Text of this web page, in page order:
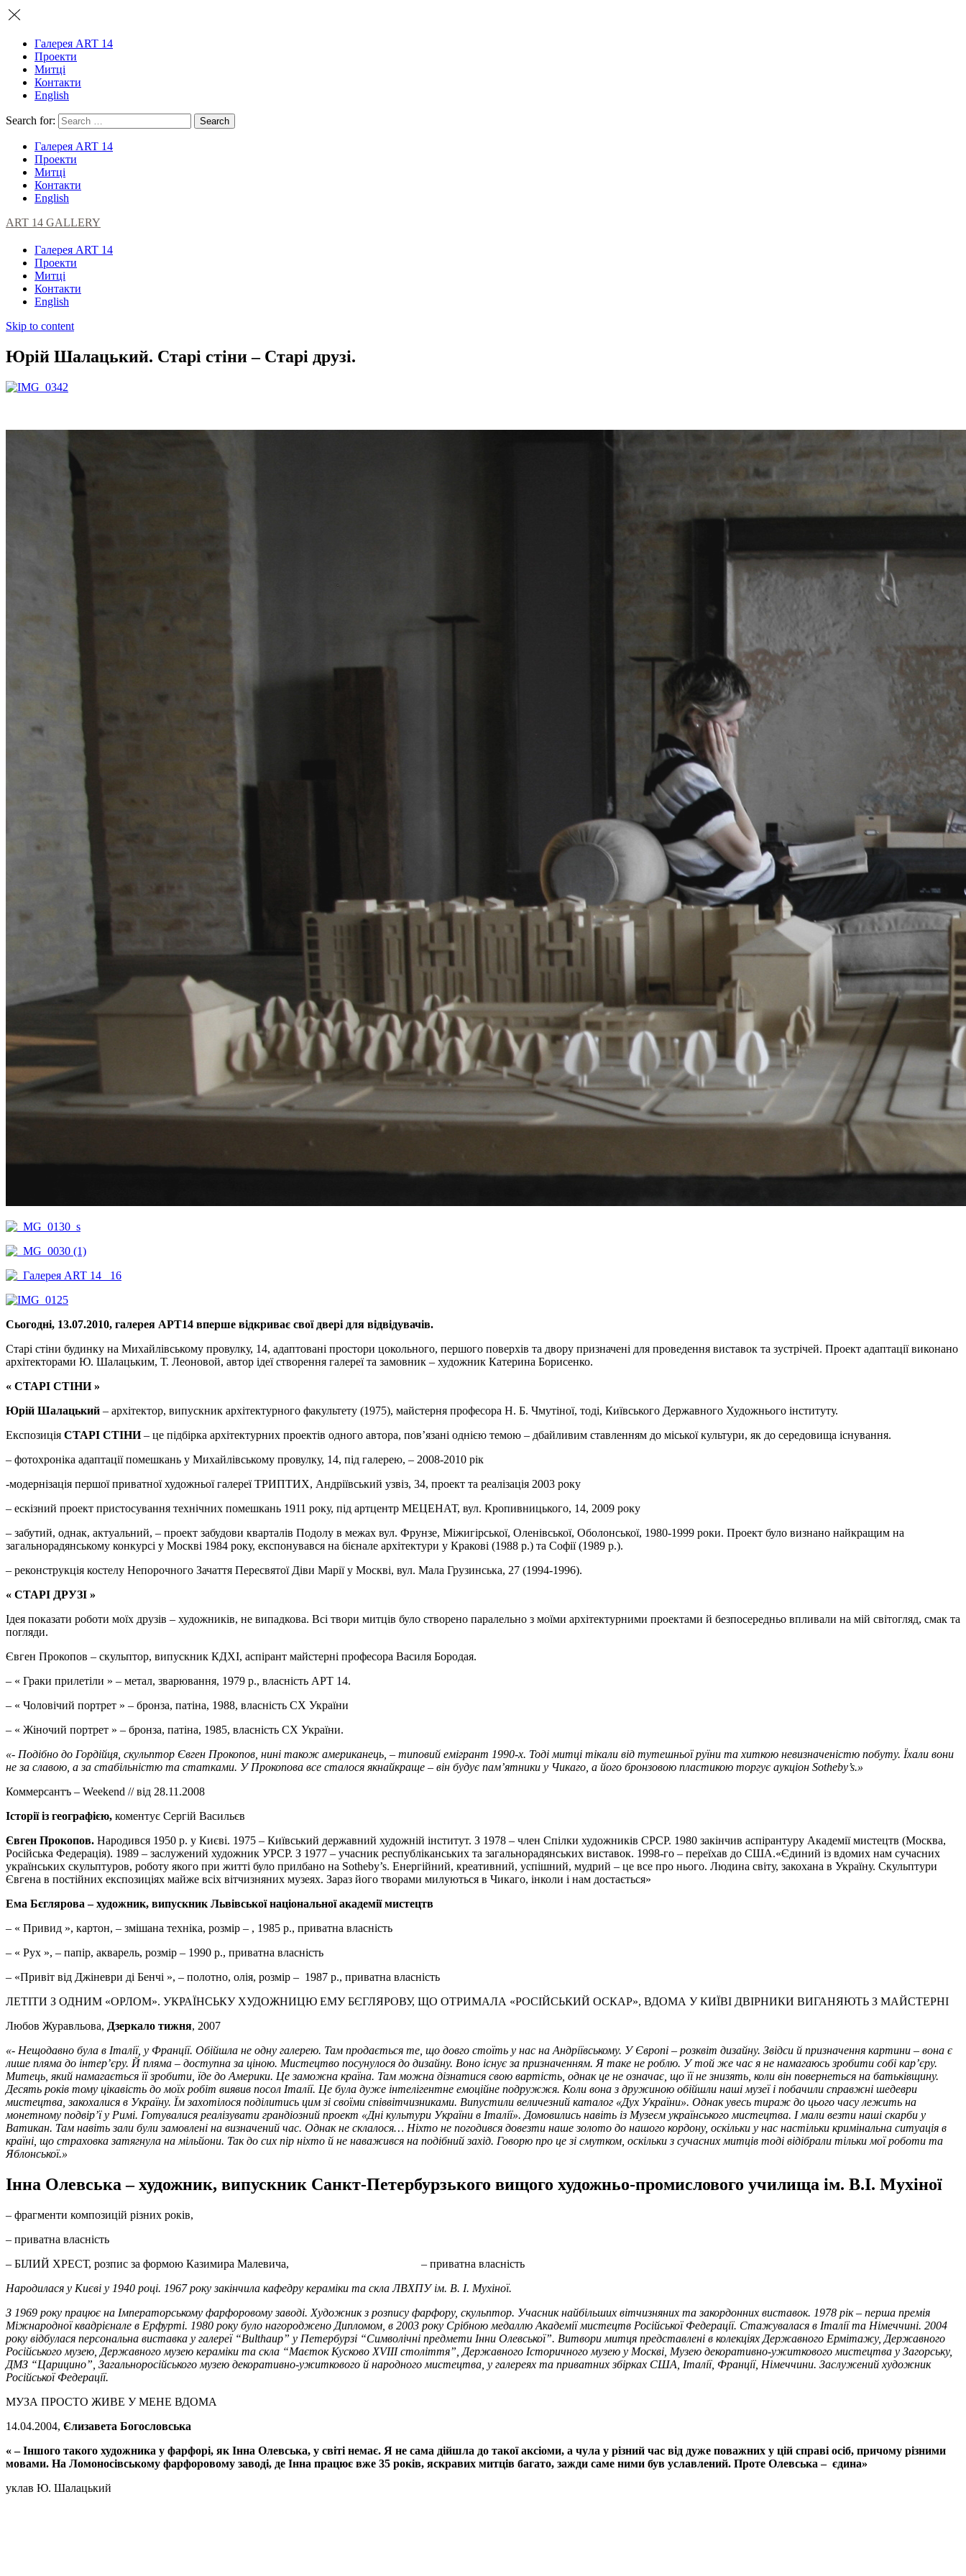
Галерея ART 14
Проекти
Митці
Контакти
English
Search for:
Галерея ART 14
Проекти
Митці
Контакти
English
ART 14 GALLERY
Галерея ART 14
Проекти
Митці
Контакти
English
Skip to content
Юрій Шалацький. Старі стіни – Старі друзі.
Сьогодні, 13.07.2010, галерея АРТ14 вперше відкриває свої двері для відвідувачів.
Старі стіни будинку на Михайлівському провулку, 14, адаптовані простори цокольного, першого поверхів та двору призначені для проведення виставок та зустрічей. Проект адаптації виконано
архітекторами Ю. Шалацьким, Т. Леоновой, автор ідеї створення галереї та замовник – художник Катерина Борисенко.
« СТАРІ СТІНИ »
Юрій Шалацький – архітектор, випускник архітектурного факультету (1975), майстерня професора Н. Б. Чмутіної, тоді, Київського Державного Художнього інституту.
Експозиція СТАРІ СТІНИ– це підбірка архітектурних проектів одного автора, пов’язані однією темою – дбайливим ставленням до міської культури, як до середовища існування.
– фотохроніка адаптації помешкань у Михайлівському провулку, 14, під галерею, – 2008-2010 рік
-модернізація першої приватної художньої галереї ТРИПТИХ, Андріївський узвіз, 34, проект та реалізація 2003 року
– ескізний проект пристосування технічних помешкань 1911 року, під артцентр МЕЦЕНАТ, вул. Кропивницького, 14, 2009 року
– забутий, однак, актуальний, – проект забудови кварталів Подолу в межах вул. Фрунзе, Міжигірської, Оленівської, Оболонської, 1980-1999 роки. Проект було визнано найкращим на
загальнорадянському конкурсі у Москві 1984 року, експонувався на бієнале архітектури у Кракові (1988 р.) та Софії (1989 р.).
– реконструкція костелу Непорочного Зачаття Пересвятої Діви Марії у Москві, вул. Мала Грузинська, 27 (1994-1996).
« СТАРІ ДРУЗІ »
Ідея показати роботи моїх друзів – художників, не випадкова. Всі твори митців було створено паралельно з моїми архітектурними проектами й безпосередньо впливали на мій світогляд, смак та
погляди.
Євген Прокопов – скульптор, випускник КДХІ, аспірант майстерні професора Василя Бородая.
– « Граки прилетіли » – метал, зварювання, 1979 р., власність АРТ 14.
– « Чоловічий портрет » – бронза, патіна, 1988, власність СХ України
– « Жіночий портрет » – бронза, патіна, 1985, власність СХ України.
«- Подібно до Гордійця, скульптор Євген Прокопов, нині також американець, – типовий емігрант 1990-х. Тоді митці тікали від тутешньої руїни та хиткою невизначеністю побуту. Їхали вони
не за славою, а за стабільністю та статками. У Прокопова все сталося якнайкраще – він будує пам’ятники у Чикаго, а його бронзовою пластикою торгує аукціон Sotheby’s.»
Коммерсантъ – Weekend // від 28.11.2008
Історії із географією, коментує Сергій Васильєв
Євген Прокопов. Народився 1950 р. у Києві. 1975 – Київський державний художній інститут. З 1978 – член Спілки художників СРСР. 1980 закінчив аспірантуру Академії мистецтв (Москва,
Російська Федерація). 1989 – заслужений художник УРСР. З 1977 – учасник республіканських та загальнорадянських виставок. 1998-го – переїхав до США.«Єдиний із вдомих нам сучасних
українських скульптуров, роботу якого при житті було прилбано на Sotheby’s. Енергійний, креативний, успішний, мудрий – це все про нього. Людина світу, закохана в Україну. Скульптури
Євгена в постійних експозиціях майже всіх вітчизняних музеях. Зараз його творами милуються в Чикаго, інколи і нам достається»
Ема Бєглярова – художник, випускник Львівської національної академії мистецтв
– « Привид », картон, – змішана техніка, розмір – , 1985 р., приватна власність
– « Рух », – папір, акварель, розмір – 1990 р., приватна власність
– «Привіт від Джіневри ді Бенчі », – полотно, олія, розмір – 1987 р., приватна власність
ЛЕТІТИ З ОДНИМ «ОРЛОМ». УКРАЇНСЬКУ ХУДОЖНИЦЮ ЕМУ БЄГЛЯРОВУ, ЩО ОТРИМАЛА «РОСІЙСЬКИЙ ОСКАР», ВДОМА У КИЇВІ ДВІРНИКИ ВИГАНЯЮТЬ З МАЙСТЕРНІ
Любов Журавльова, Дзеркало тижня, 2007
«- Нещодавно була в Італії, у Франції. Обійшла не одну галерею. Там продається те, що довго стоїть у нас на Андріївському. У Європі – розквіт дизайну. Звідси й призначення картини – вона є
лише пляма до інтер’єру. Й пляма – доступна за ціною. Мистецтво посунулося до дизайну. Воно існує за призначенням. Я таке не роблю. У той же час я не намагаюсь зробити собі кар’єру.
Митець, який намагається її зробити, їде до Америки. Це заможна країна. Там можна дізнатися свою вартість, однак це не означає, що її не знизять, коли він повернеться на батьківщину.
Десять років тому цікавість до моїх робіт виявив посол Італії. Це була дуже інтелігентне емоційне подружжя. Коли вона з дружиною обійшли наші музеї і побачили справжні шедеври
мистецтва, закохалися в Україну. Їм захотілося поділитись цим зі своїми співвітчизниками. Випустили величезний каталог «Дух України». Однак увесь тираж до цього часу лежить на
монетному подвір’ї у Римі. Готувалися реалізувати грандіозний проект «Дні культури України в Італії». Домовились навіть із Музеєм українського мистецтва. І мали везти наші скарби у
Ватикан. Там навіть зали були замовлені на визначений час. Однак не склалося… Ніхто не погодився довезти наше золото до нашого кордону, оскільки у нас настільки кримінальна ситуація в
країні, що страховка затягнула на мільйони. Так до сих пір ніхто й не наважився на подібний захід. Говорю про це зі смутком, оскільки з сучасних митців тоді відібрали тільки мої роботи та
Яблонської.»
Інна Олевська – художник, випускник Санкт-Петербурзького вищого художньо-промислового училища ім. В.І. Мухіної
– фрагменти композицій різних років,
– приватна власність
– БІЛИЙ ХРЕСТ, розпис за формою Казимира Малевича, – приватна власність
Народилася у Києві у 1940 році. 1967 року закінчила кафедру кераміки та скла ЛВХПУ ім. В. І. Мухіної.
З 1969 року працює на Імператорському фарфоровому заводі. Художник з розпису фарфору, скульптор. Учасник найбільших вітчизняних та закордонних виставок. 1978 рік – перша премія
Міжнародної квадрієнале в Ерфурті. 1980 року було нагороджено Дипломом, в 2003 року Срібною медаллю Академії мистецтв Російської Федерації. Стажувалася в Італії та Німеччині. 2004
року відбулася персональна виставка у галереї “Bulthaup” у Петербурзі “Символічні предмети Інни Олевської”. Витвори митця представлені в колекціях Державного Ермітажу, Державного
Російського музею, Державного музею кераміки та скла “Маєток Кусково XVIIIстоліття”, Державного Історичного музею у Москві, Музею декоративно-ужиткового мистецтва у Загорську,
ДМЗ “Царицино”, Загальноросійського музею декоративно-ужиткового й народного мистецтва, у галереях та приватних збірках США, Італії, Франції, Німеччини. Заслужений художник
Російської Федерації.
МУЗА ПРОСТО ЖИВЕ У МЕНЕ ВДОМА
14.04.2004, Єлизавета Богословська
« – Іншого такого художника у фарфорі, як Інна Олевська, у світі немає. Я не сама дійшла до такої аксіоми, а чула у різний час від дуже поважних у цій справі осіб, причому різними
мовами. На Ломоносівському фарфоровому заводі, де Інна працює вже 35 років, яскравих митців багато, зажди саме ними був уславлений. Проте Олевська – єдина»
уклав Ю. Шалацький